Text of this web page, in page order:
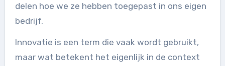
delen hoe we ze hebben toegepast in ons eigen
bedrijf.
Innovatie is een term die vaak wordt gebruikt,
maar wat betekent het eigenlijk in de context